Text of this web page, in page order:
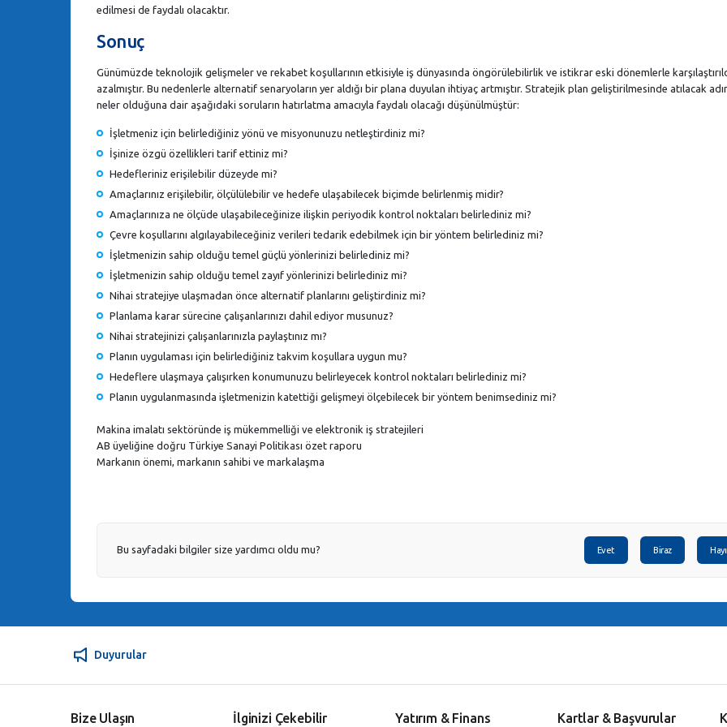
edilmesi de faydalı olacaktır.
Sonuç
Günümüzde teknolojik gelişmeler ve rekabet koşullarının etkisiyle iş dünyasında öngörülebilirlik ve istikrar eski dönemlerle
azalmıştır. Bu nedenlerle alternatif senaryoların yer aldığı bir plana duyulan ihtiyaç artmıştır. Stratejik plan geliştirilmesinde atılacak
neler olduğuna dair aşağıdaki soruların hatırlatma amacıyla faydalı olacağı düşünülmüştür:
İşletmeniz için belirlediğiniz yönü ve misyonunuzu netleştirdiniz mi?
İşinize özgü özellikleri tarif ettiniz mi?
Hedefleriniz erişilebilir düzeyde mi?
Amaçlarınız erişilebilir, ölçülülebilir ve hedefe ulaşabilecek biçimde belirlenmiş midir?
Amaçlarınıza ne ölçüde ulaşabileceğinize ilişkin periyodik kontrol noktaları belirlediniz mi?
Çevre koşullarını algılayabileceğiniz verileri tedarik edebilmek için bir yöntem belirlediniz mi?
İşletmenizin sahip olduğu temel güçlü yönlerinizi belirlediniz mi?
İşletmenizin sahip olduğu temel zayıf yönlerinizi belirlediniz mi?
Nihai stratejiye ulaşmadan önce alternatif planlarını geliştirdiniz mi?
Planlama karar sürecine çalışanlarınızı dahil ediyor musunuz?
Nihai stratejinizi çalışanlarınızla paylaştınız mı?
Planın uygulaması için belirlediğiniz takvim koşullara uygun mu?
Hedeflere ulaşmaya çalışırken konumunuzu belirleyecek kontrol noktaları belirlediniz mi?
Planın uygulanmasında işletmenizin katettiği gelişmeyi ölçebilecek bir yöntem benimsediniz mi?
Makina imalatı sektöründe iş mükemmelliği ve elektronik iş stratejileri
AB üyeliğine doğru Türkiye Sanayi Politikası özet raporu
Markanın önemi, markanın sahibi ve markalaşma
Bu sayfadaki bilgiler size yardımcı oldu mu? Evet Biraz
Duyurular
Bize Ulaşın İlginizi Çekebilir Yatırım & Finans Kartlar & Başvurular